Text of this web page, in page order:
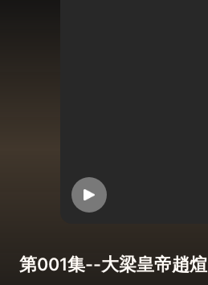
第001集--大梁皇帝趙煊